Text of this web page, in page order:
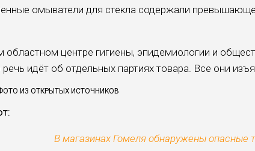
омыватели для стекла содержали
областном центре гигиены, эпидемиологии и
речь идёт об отдельных партиях товара. Все они
ФОТО ИЗ ОТКРЫТЫХ ИСТОЧНИКОВ
В магазинах Гомеля обнаружены опасные